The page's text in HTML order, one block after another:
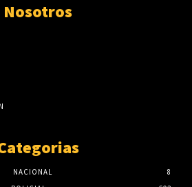
Nosotros
NACIONAL
8